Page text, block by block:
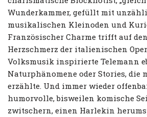
Wunderkammer, gefüllt mit
musikalischen Kleinoden und
Französischer Charme trifft auf
Herzschmerz der italienischen
Volksmusik inspirierte Telemann
Naturphänomene oder Stories, die
erzählte. Und immer wieder
humorvolle, bisweilen komische
zwitschern, einen Harlekin